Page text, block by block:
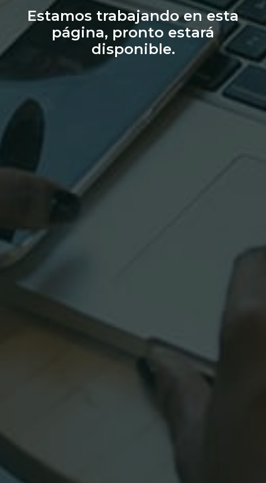
Estamos trabajando en esta
página, pronto estará
disponible.